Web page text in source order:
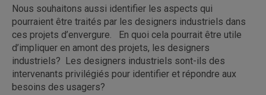
Nous souhaitons aussi identifier les aspects qui
pourraient être traités par les designers industriels dans
ces projets d’envergure. En quoi cela pourrait être utile
d’impliquer en amont des projets, les designers
industriels? Les designers industriels sont-ils des
intervenants privilégiés pour identifier et répondre aux
besoins des usagers?